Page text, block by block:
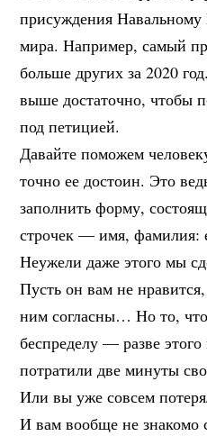
присуждения
мира. Например, самый
больше других за 2020
выше достаточно, чтобы
под петицией.
Давайте поможем
точно ее достоин. Это
заполнить форму,
строчек — имя,
Неужели даже этого мы
Пусть он вам не
ним согласны… Но то,
беспределу — разве
потратили две минуты
Или вы уже совсем
И вам вообще не знакомо